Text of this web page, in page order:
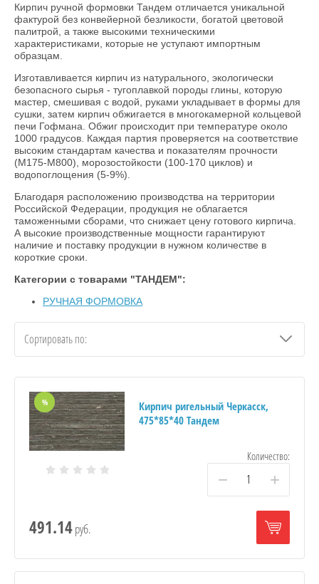
Кирпич ручной формовки Тандем отличается уникальной
фактурой без конвейерной безликости, богатой цветовой
палитрой, а также высокими техническими
характеристиками, которые не уступают импортным
образцам.
Изготавливается кирпич из натурального, экологически
безопасного сырья - тугоплавкой породы глины, которую
мастер, смешивая с водой, руками укладывает в формы для
сушки, затем кирпич обжигается в многокамерной кольцевой
печи Гофмана. Обжиг происходит при температуре около
1000 градусов. Каждая партия проверяется на соответствие
высоким стандартам качества и показателям прочности
(М175-M800), морозостойкости (100-170 циклов) и
водопоглощения (5-9%).
Благодаря расположению производства на территории
Российской Федерации, продукция не облагается
таможенными сборами, что снижает цену готового кирпича.
А высокие производственные мощности гарантируют
наличие и поставку продукции в нужном количестве в
короткие сроки.
Категории с товарами "ТАНДЕМ":
РУЧНАЯ ФОРМОВКА
Сортировать по:
%
Кирпич ригельный Черкасск,
475*85*40 Тандем
Количество:
− +
491.14руб.